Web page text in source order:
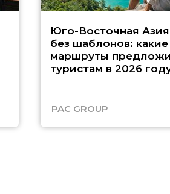
Юго-Восточная Азия
без шаблонов: какие
маршруты
туристам в 2026
PAC GROUP